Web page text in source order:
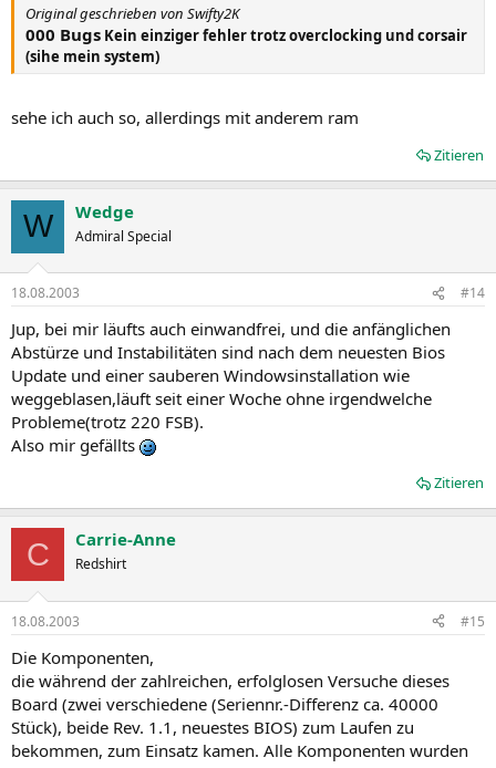
Original geschrieben von Swifty2K
000 Bugs Kein einziger fehler trotz overclocking und corsair
(sihe mein system)
sehe ich auch so, allerdings mit anderem ram
Zitieren
W Wedge
Admiral Special
18.08.2003 #14
Jup, bei mir läufts auch einwandfrei, und die anfänglichen
Abstürze und Instabilitäten sind nach dem neuesten Bios
Update und einer sauberen Windowsinstallation wie
weggeblasen,läuft seit einer Woche ohne irgendwelche
Probleme(trotz 220 FSB).
Also mir gefällts
Zitieren
C Carrie-Anne
Redshirt
18.08.2003 #15
Die Komponenten,
die während der zahlreichen, erfolglosen Versuche dieses
Board (zwei verschiedene (Seriennr.-Differenz ca. 40000
Stück), beide Rev. 1.1, neuestes BIOS) zum Laufen zu
bekommen, zum Einsatz kamen. Alle Komponenten wurden